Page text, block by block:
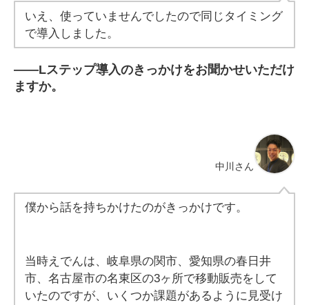
いえ、使っていませんでしたので同じタイミング
で導入しました。
――Lステップ導入のきっかけをお聞かせいただけ
ますか。
中川さん
僕から話を持ちかけたのがきっかけです。
当時えでんは、岐阜県の関市、愛知県の春日井
市、名古屋市の名東区の3ヶ所で移動販売をして
いたのですが、いくつか課題があるように見受け